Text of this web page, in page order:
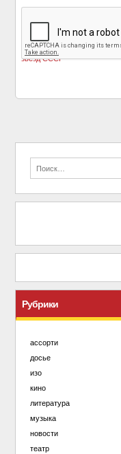
Природа отдыхает
на детях гениев — а
вот и нет дети и внуки
звезд СССР
Рубрики
ассорти
досье
изо
кино
литература
музыка
новости
театр